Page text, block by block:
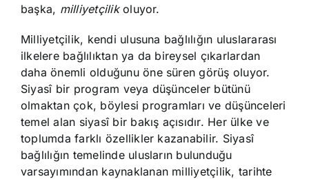
başka, milliyetçilikoluyor.
Milliyetçilik, kendi ulusuna bağlılığın uluslararası
ilkelere bağlılıktan ya da bireysel çıkarlardan
daha önemli olduğunu öne süren görüş oluyor.
Siyasî bir program veya düşünceler bütünü
olmaktan çok, böylesi programları ve düşünceleri
temel alan siyasî bir bakış açısıdır. Her ülke ve
toplumda farklı özellikler kazanabilir. Siyasî
bağlılığın temelinde ulusların bulunduğu
varsayımından kaynaklanan milliyetçilik, tarihte